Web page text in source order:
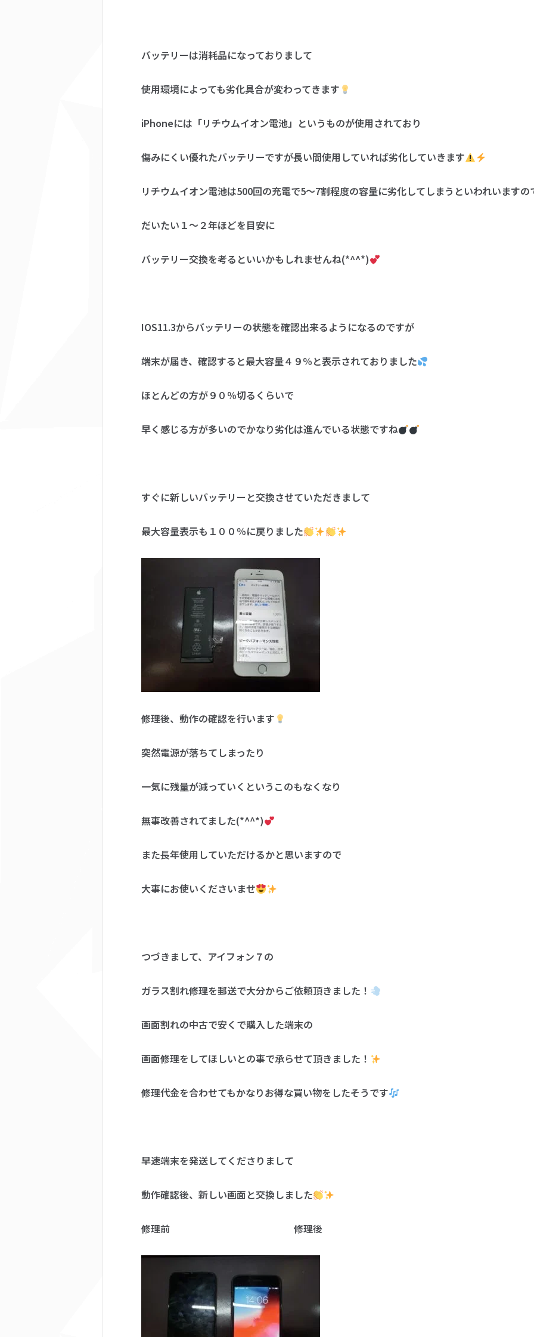
バッテリーは消耗品になっておりまして
使用環境によっても劣化具合が変わってきます
iPhoneには「リチウムイオン電池」というものが使用されており
傷みにくい優れたバッテリーですが長い間使用していれば劣化していきます
リチウムイオン電池は500回の充電で5～7割程度の容量に劣化してしまうといわれいますの
だいたい１～２年ほどを目安に
バッテリー交換を考るといいかもしれませんね(*^^*)
IOS11.3からバッテリーの状態を確認出来るようになるのですが
端末が届き、確認すると最大容量４９％と表示されておりました
ほとんどの方が９０％切るくらいで
早く感じる方が多いのでかなり劣化は進んでいる状態ですね
すぐに新しいバッテリーと交換させていただきまして
最大容量表示も１００％に戻りました
修理後、動作の確認を行います
突然電源が落ちてしまったり
一気に残量が減っていくというこのもなくなり
無事改善されてました(*^^*)
また長年使用していただけるかと思いますので
大事にお使いくださいませ
つづきまして、アイフォン７の
ガラス割れ修理を郵送で大分からご依頼頂きました！
画面割れの中古で安くで購入した端末の
画面修理をしてほしいとの事で承らせて頂きました！
修理代金を合わせてもかなりお得な買い物をしたそうです
早速端末を発送してくださりまして
動作確認後、新しい画面と交換しました
修理前 修理後